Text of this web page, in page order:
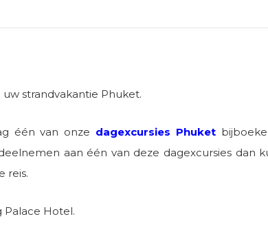
strandvakantie Phuket.
één van onze dagexcursies Phuket
aan één van deze dagexcursies dan
reis.
Palace Hotel.